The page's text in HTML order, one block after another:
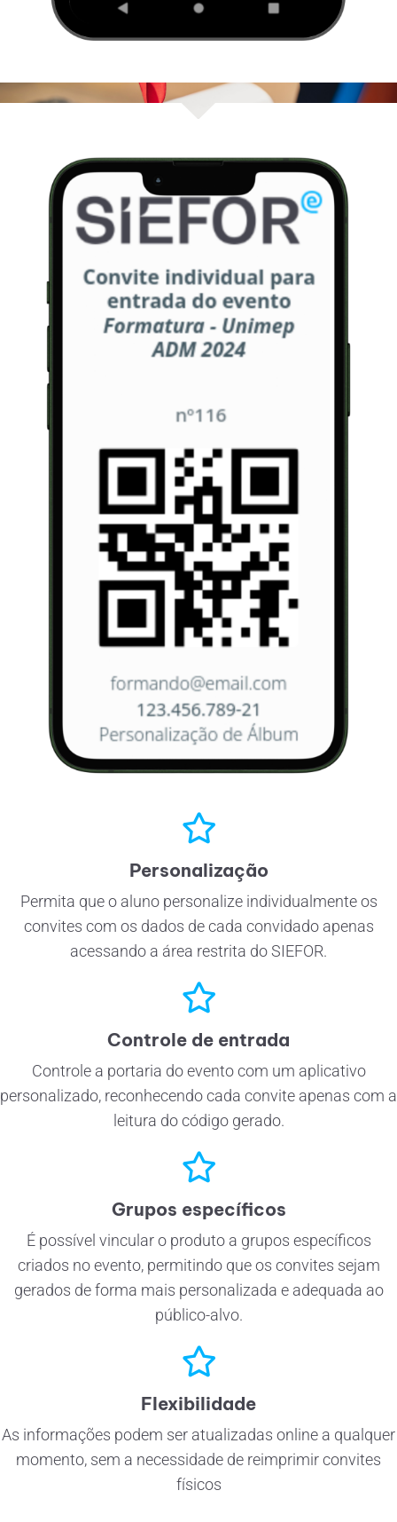
Personalização
Permita que o aluno personalize individualmente os
convites com os dados de cada convidado apenas
acessando a área restrita do SIEFOR.
Controle de entrada
Controle a portaria do evento com um aplicativo
personalizado, reconhecendo cada convite apenas com a
leitura do código gerado.
Grupos específicos
É possível vincular o produto a grupos específicos
criados no evento, permitindo que os convites sejam
gerados de forma mais personalizada e adequada ao
público-alvo.
Flexibilidade
As informações podem ser atualizadas online a qualquer
momento, sem a necessidade de reimprimir convites
físicos